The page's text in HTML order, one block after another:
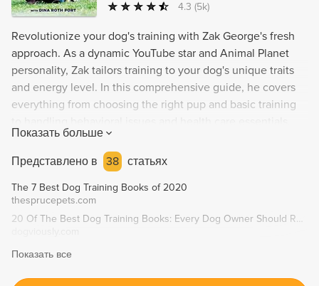
4.3 (5k)
Revolutionize your dog's training with Zak George's fresh
approach. As a dynamic YouTube star and Animal Planet
personality, Zak tailors training to your dog's unique traits
and energy level. In this comprehensive guide, he covers
everything from choosing the right pup and basic training
Featuring corresponding videos on Zak's YouTube channel,
you'll have all the tools you need to have a happier, well-
trained, and bonded furry friend.
Показать больше
Представлено в
38 статьях
The 7 Best Dog Training Books of 2020
thesprucepets.com
20 Of The Best Dog Training Books: Every Dog Owner Should Read In 2019 | Dogviously
Показать все